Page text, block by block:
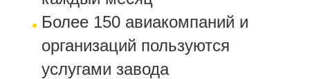
Более 150 авиакомпаний и
организаций пользуются
услугами завода